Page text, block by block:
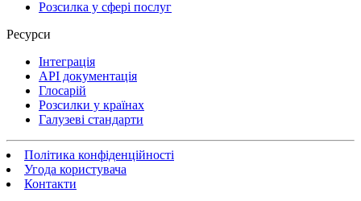
Розсилка у сфері послуг
Ресурси
Інтеграція
API документація
Глосарій
Розсилки у країнах
Галузеві стандарти
Політика конфіденційності
Угода користувача
Контакти